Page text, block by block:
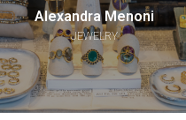
Alexandra Menoni
JEWELRY